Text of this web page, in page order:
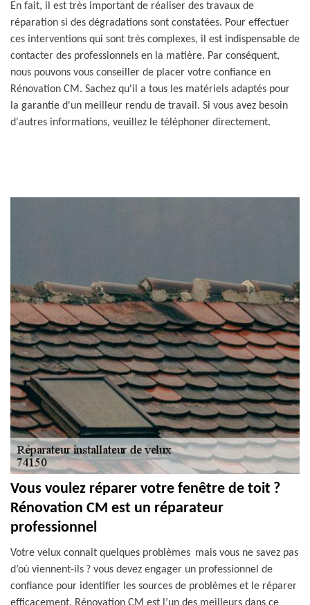
En fait, il est très important de réaliser des travaux de
réparation si des dégradations sont constatées. Pour effectuer
ces interventions qui sont très complexes, il est indispensable de
contacter des professionnels en la matière. Par conséquent,
nous pouvons vous conseiller de placer votre confiance en
Rénovation CM. Sachez qu'il a tous les matériels adaptés pour
la garantie d'un meilleur rendu de travail. Si vous avez besoin
d'autres informations, veuillez le téléphoner directement.
Vous voulez réparer votre fenêtre de toit ?
Rénovation CM est un réparateur
professionnel
Votre velux connait quelques problèmes mais vous ne savez pas
d’où viennent-ils ? vous devez engager un professionnel de
confiance pour identifier les sources de problèmes et le réparer